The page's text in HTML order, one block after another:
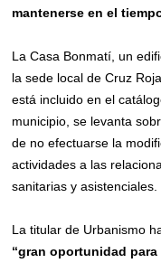
mantenerse en el
La Casa Bonmatí, un
la sede local de Cruz
está incluido en el
municipio, se levanta
de no efectuarse la
actividades a las
sanitarias y asistenciales.
La titular de Urbanismo
“gran oportunidad